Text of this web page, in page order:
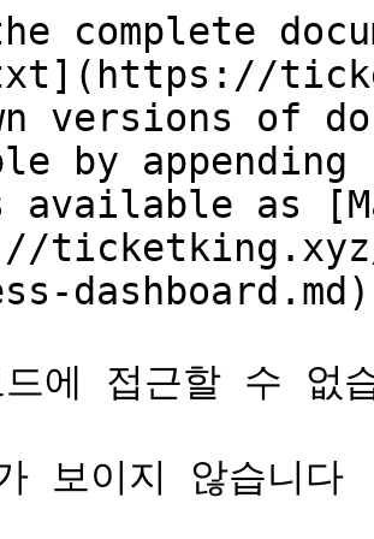
complete
versions of
by
available as
에 접근할 수 없
보이지 않습니다